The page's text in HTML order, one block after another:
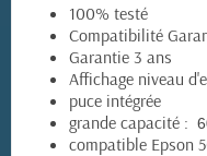
100% testé
Compatibilité
Garantie 3 ans
Affichage niveau
puce intégrée
grande capacité :
compatible Epson